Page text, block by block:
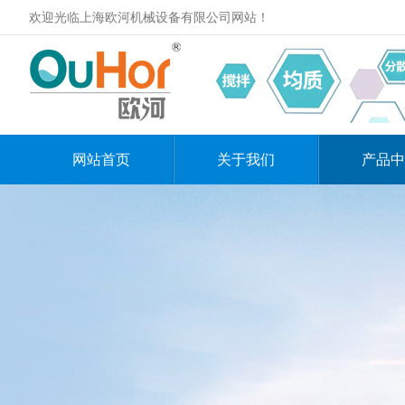
欢迎光临上海欧河机械设备有限公司网站！
网站首页 关于我们 产品